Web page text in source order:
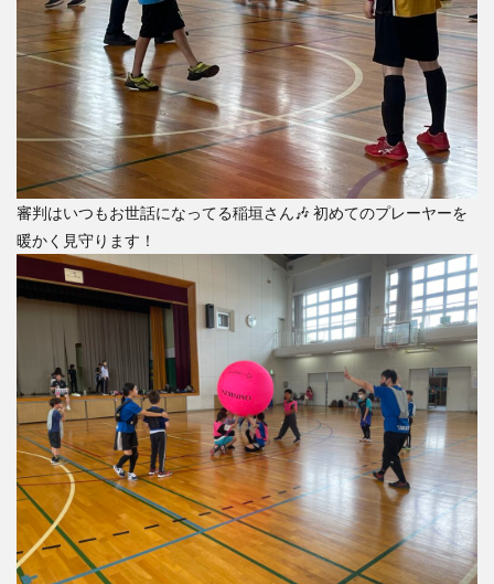
審判はいつもお世話になってる稲垣さん🎶 初めてのプレーヤーを
暖かく見守ります！